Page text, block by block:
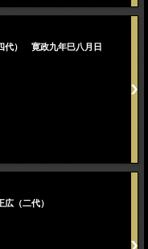
代） 寛政九年巳八月日
広（二代）